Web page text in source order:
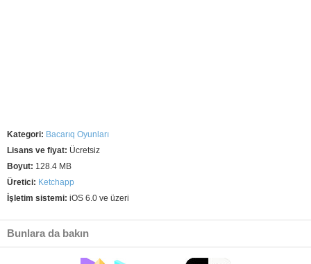
Kategori: Bacarıq Oyunları
Lisans ve fiyat: Ücretsiz
Boyut: 128.4 MB
Üretici: Ketchapp
İşletim sistemi: iOS 6.0 ve üzeri
Bunlara da bakın